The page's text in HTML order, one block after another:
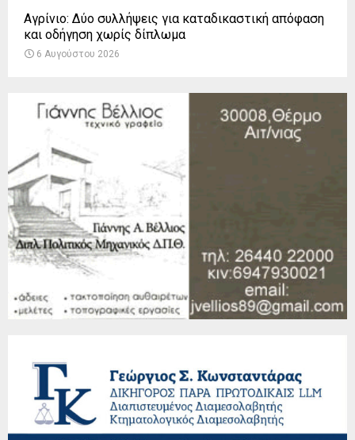
Αγρίνιο: Δύο συλλήψεις για καταδικαστική απόφαση
και οδήγηση χωρίς δίπλωμα
6 Αυγούστου 2026